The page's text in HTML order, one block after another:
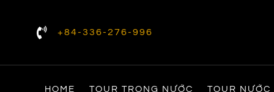
+84-336-276-996
HOME TOUR TRONG NƯỚC TOUR